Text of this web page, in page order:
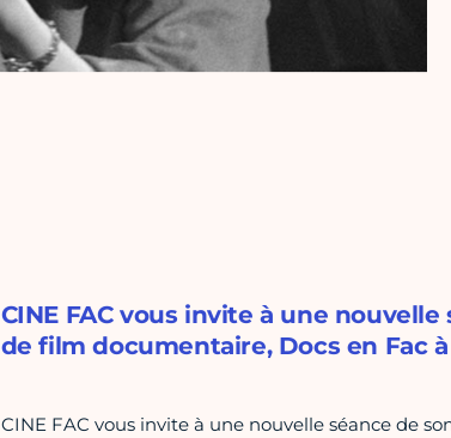
CINE FAC vous invite à une
de film documentaire, Docs en Fac
CINE FAC vous invite à une nouvelle séance de